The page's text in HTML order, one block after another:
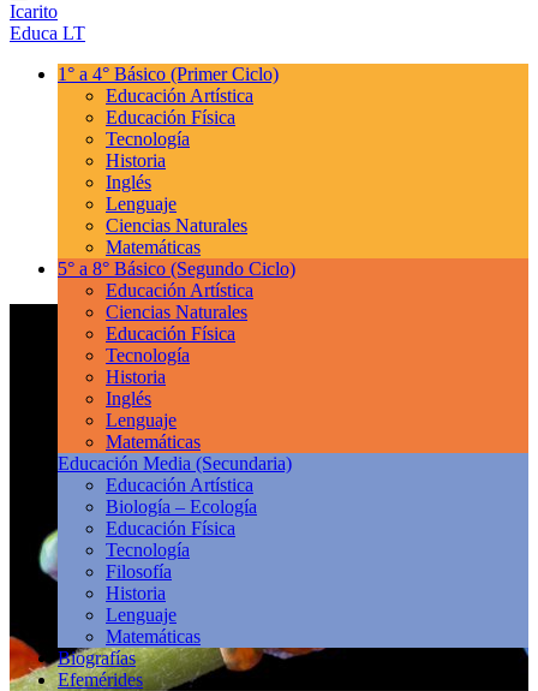
Icarito
Educa LT
1° a 4° Básico (Primer Ciclo)
Educación Artística
Educación Física
Tecnología
Historia
Inglés
Lenguaje
Ciencias Naturales
Matemáticas
5° a 8° Básico (Segundo Ciclo)
Educación Artística
Ciencias Naturales
Educación Física
Tecnología
Historia
Inglés
Lenguaje
Matemáticas
Educación Media (Secundaria)
Educación Artística
Biología – Ecología
Educación Física
Tecnología
Filosofía
Historia
Lenguaje
Matemáticas
Biografías
Efemérides